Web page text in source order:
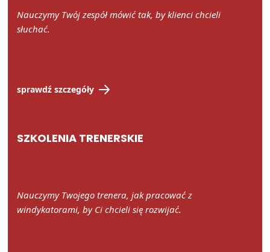
Nauczymy Twój zespół mówić tak, by klienci chcieli
słuchać.
sprawdź szczegóły
SZKOLENIA TRENERSKIE
Nauczymy Twojego trenera, jak pracować z
windykatorami, by Ci chcieli się rozwijać.